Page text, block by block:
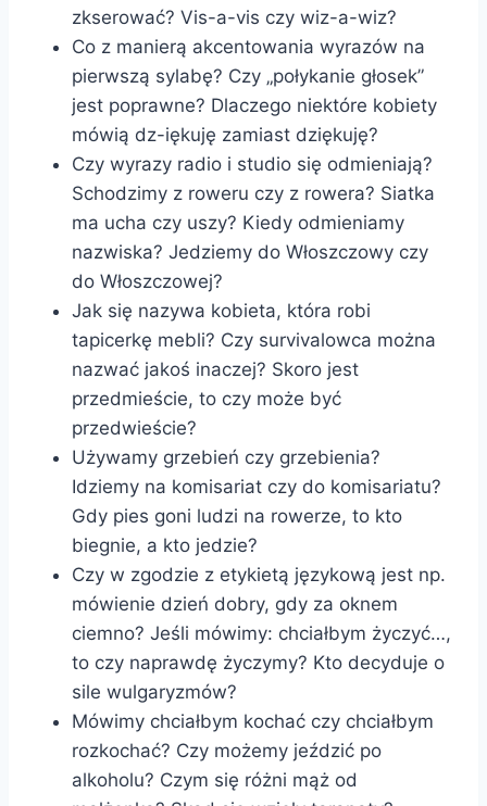
zkserować? Vis-a-vis czy wiz-a-wiz?
Co z manierą akcentowania wyrazów na
pierwszą sylabę? Czy „połykanie głosek”
jest poprawne? Dlaczego niektóre kobiety
mówią dz-iękuję zamiast dziękuję?
Czy wyrazy radio i studio się odmieniają?
Schodzimy z roweru czy z rowera? Siatka
ma ucha czy uszy? Kiedy odmieniamy
nazwiska? Jedziemy do Włoszczowy czy
do Włoszczowej?
Jak się nazywa kobieta, która robi
tapicerkę mebli? Czy survivalowca można
nazwać jakoś inaczej? Skoro jest
przedmieście, to czy może być
przedwieście?
Używamy grzebień czy grzebienia?
Idziemy na komisariat czy do komisariatu?
Gdy pies goni ludzi na rowerze, to kto
biegnie, a kto jedzie?
Czy w zgodzie z etykietą językową jest np.
mówienie dzień dobry, gdy za oknem
ciemno? Jeśli mówimy: chciałbym życzyć…,
to czy naprawdę życzymy? Kto decyduje o
sile wulgaryzmów?
Mówimy chciałbym kochać czy chciałbym
rozkochać? Czy możemy jeździć po
alkoholu? Czym się różni mąż od